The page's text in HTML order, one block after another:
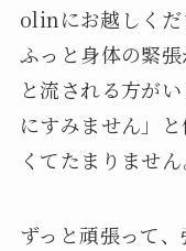
olinにお越しくだ
ふっと身体の緊
と流される方が
にすみません」
くてたまりません
ずっと頑張って